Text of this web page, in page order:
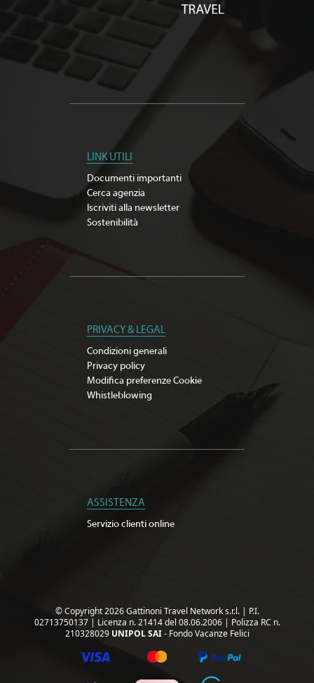
LINK UTILI
Documenti importanti
Cerca agenzia
Iscriviti alla newsletter
Sostenibilità
PRIVACY & LEGAL
Condizioni generali
Privacy policy
Modifica preferenze Cookie
Whistleblowing
ASSISTENZA
Servizio clienti online
© Copyright 2026 Gattinoni Travel Network s.r.l. | P.I.
02713750137 | Licenza n. 21414 del 08.06.2006 | Polizza RC n.
210328029 UNIPOL SAI- Fondo Vacanze Felici